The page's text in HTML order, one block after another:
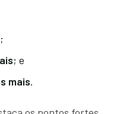
;
; e
mais.